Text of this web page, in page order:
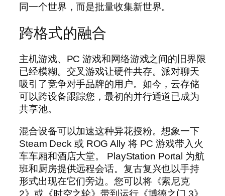
同一个世界，而是批量收集新世界。
跨格式的融合
主机游戏、PC 游戏和网络游戏之间的旧界限
已经模糊。交叉游戏让硬件共存。派对聊天
吸引了竞争对手品牌的用户。如今，云存储
可以跨设备跟踪您，最初的并行通道已成为
共享池。
混合设备可以加速这种异花授粉。想象一下
Steam Deck 或 ROG Ally 将 PC 游戏带入火
车车厢和酒店大堂。 PlayStation Portal 为航
班和厨房提供远程会话。复古复兴也以手持
形式出现在它们旁边。您可以将《索尼克
2》或《时空之轮》带到运行《博德之门 3》